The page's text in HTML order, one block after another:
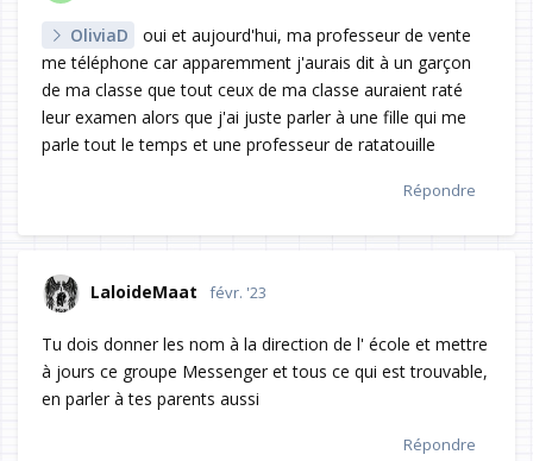
OliviaD
oui et aujourd'hui, ma professeur de vente
me téléphone car apparemment j'aurais dit à un garçon
de ma classe que tout ceux de ma classe auraient raté
leur examen alors que j'ai juste parler à une fille qui me
parle tout le temps et une professeur de ratatouille
Répondre
LaloideMaat févr. '23
Tu dois donner les nom à la direction de l' école et mettre
à jours ce groupe Messenger et tous ce qui est trouvable,
en parler à tes parents aussi
Répondre